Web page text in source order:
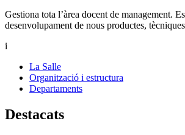
Gestiona tota l’àrea docent de management.
desenvolupament de nous productes,
i
La Salle
Organització i estructura
Departaments
Destacats